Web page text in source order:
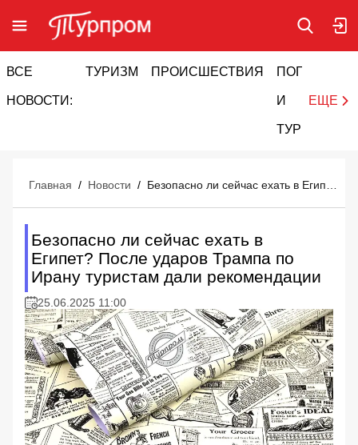
ВСЕ
НОВОСТИ:
ТУРИЗМ ПРОИСШЕСТВИЯ ПОГОДА
И
ТУРИЗМ
ЕЩЕ
Главная / Новости /
Безопасно ли сейчас ехать в
Египет? После ударов Трампа по
Ирану туристам дали рекомендации
25.06.2025 11:00